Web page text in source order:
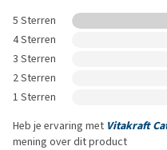
5 Sterren
4 Sterren
3 Sterren
2 Sterren
1 Sterren
Heb je ervaring met Vitakraft
mening over dit product